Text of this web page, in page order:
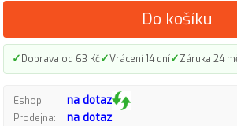
Do košíku
✓Doprava od 63 Kč✓Vrácení 14 dní✓Záruka 24
Eshop: na dotaz
Prodejna: na dotaz